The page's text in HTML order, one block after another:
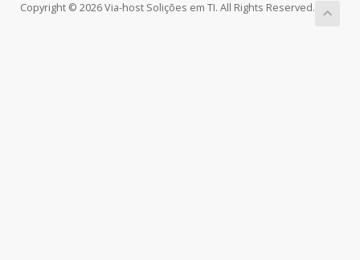
Copyright © 2026 Via-host Solições em TI. All Rights Reserved.